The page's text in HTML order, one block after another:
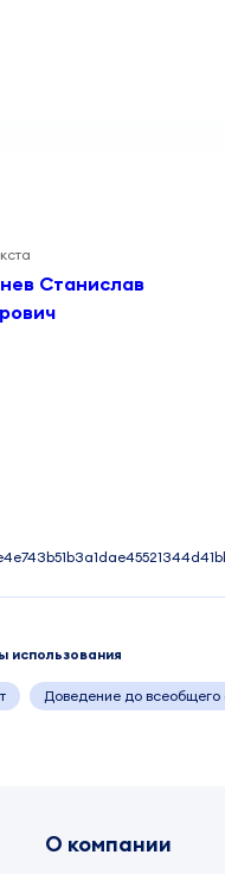
Станислав
использования
Доведение до всеобщего
О компании